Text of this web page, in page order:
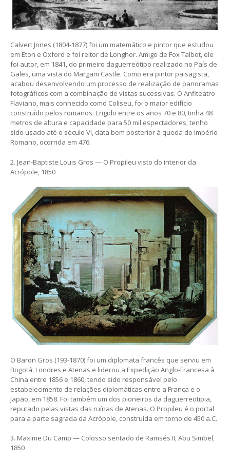
Calvert Jones (1804-1877) foi um matemático e pintor que estudou
em Eton e Oxford e foi reitor de Longhor. Amigo de Fox Talbot, ele
foi autor, em 1841, do primeiro daguerreótipo realizado no País de
Gales, uma vista do Margam Castle. Como era pintor paisagista,
acabou desenvolvendo um processo de realização de panoramas
fotográficos com a combinação de vistas sucessivas. O Anfiteatro
Flaviano, mais conhecido como Coliseu, foi o maior edifício
construído pelos romanos. Erigido entre os anos 70 e 80, tinha 48
metros de altura e capacidade para 50 mil espectadores, tenho
sido usado até o século VI, data bem posterior à queda do Império
Romano, ocorrida em 476.
2. Jean-Baptiste Louis Gros — O Propileu visto do interior da
Acrópole, 1850
O Baron Gros (193-1870) foi um diplomata francês que serviu em
Bogotá, Londres e Atenas e liderou a Expedição Anglo-Francesa à
China entre 1856 e 1860, tendo sido responsável pelo
estabelecimento de relações diplomáticas entre a França e o
Japão, em 1858. Foi também um dos pioneiros da daguerreotipia,
reputado pelas vistas das ruínas de Atenas. O Propileu é o portal
para a parte sagrada da Acrópole, construída em torno de 450 a.C.
3. Maxime Du Camp — Colosso sentado de Ramsés II, Abu Simbel,
1850